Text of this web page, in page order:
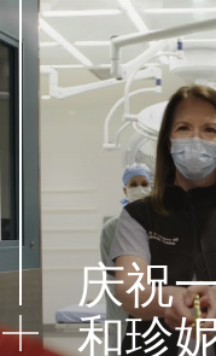
庆祝
和珍